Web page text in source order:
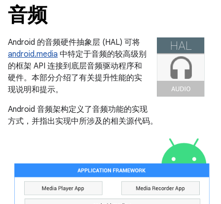
音频
Android 的音频硬件抽象层 (HAL) 可将
android.media 中特定于音频的较高级别
的框架 API 连接到底层音频驱动程序和
硬件。本部分介绍了有关提升性能的实
现说明和提示。
Android 音频架构定义了音频功能的实现
方式，并指出实现中所涉及的相关源代码。